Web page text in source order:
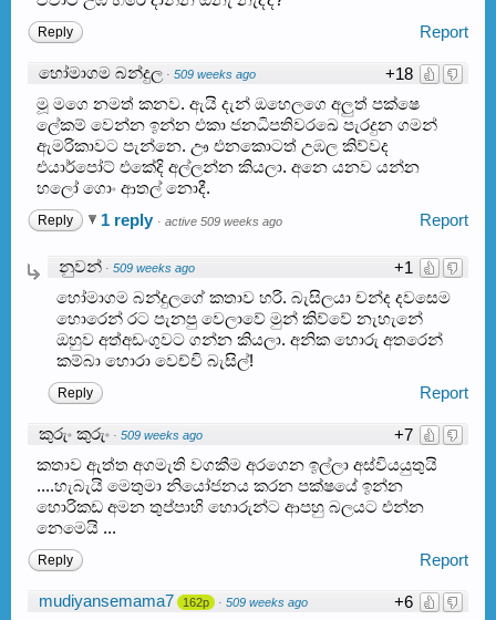
Report
Reply
+18
හෝමාගම බන්දුල · 509 weeks ago
මූ මගෙ නමත් කනව. ඇයි දැන් ඔහෙලගෙ අලුත් පක්ෂෙ
ලේකම් වෙන්න ඉන්න එකා ජනධිපතිවරඛෙ පැරදුන ගමන්
ඇමරිකාවට පැන්නෙ. ඌ එනකොටත් උඹල කිව්වද
එයාර්පෝට් එකේදි අල්ලන්න කියලා. අනෙ යනව යන්න
හලෝ ගොං ආතල් නොදී.
Report
Reply 1 reply · active 509 weeks ago
+1
නුවන් · 509 weeks ago
හෝමාගම බන්දුලගේ කතාව හරි. බැසිලයා චන්ද දවසෙම
හොරෙන් රට පැනපු වෙලාවේ මුන් කිව්වේ නැහැනේ
ඔහුව අත්අඩංගුවට ගන්න කියලා. අනික හොරු අතරෙන්
කම්බා හොරා වෙච්චි බැසිල්!
Report
Reply
+7
කුරුං කුරුං · 509 weeks ago
කතාව ඇත්ත අගමැති වගකීම අරගෙන ඉල්ලා අස්වියයුතුයි
....හැබැයි මෙතුමා නියෝජනය කරන පක්ෂයේ ඉන්න
හොරිකඩ අමන තුප්පාහි හොරුන්ට ආපහු බලයට එන්න
නෙමෙයි ...
Report
Reply
+6
mudiyansemama7 162p · 509 weeks ago